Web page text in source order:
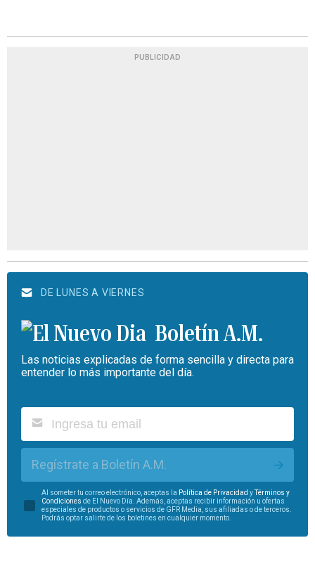
PUBLICIDAD
DE LUNES A VIERNES
Boletín A.M.
Las noticias explicadas de forma sencilla y directa para
entender lo más importante del día.
Regístrate a Boletín A.M.
Al someter tu correo electrónico, aceptas la Política de Privacidad yTérminos y
Condiciones de El Nuevo Día. Además, aceptas recibir información u ofertas
especiales de productos o servicios de GFR Media, sus afiliadas o de terceros.
Podrás optar salirte de los boletines en cualquier momento.